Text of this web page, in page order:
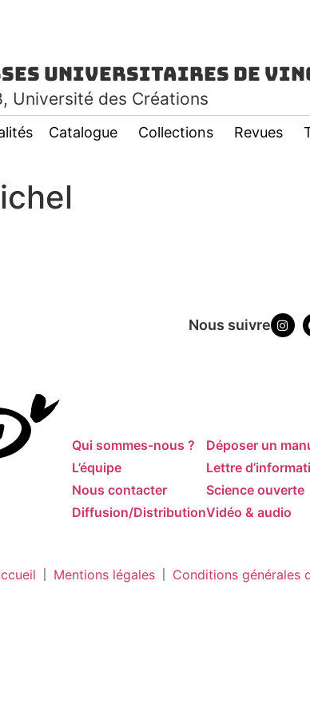
Universitaires de
, Université des Créations
Catalogue Collections Revues
Nous suivre
Qui sommes-nous ?
L’équipe
Nous contacter
Diffusion/Distribution
Déposer un
Lettre
Science ouverte
Vidéo & audio
Mentions légales Conditions générales